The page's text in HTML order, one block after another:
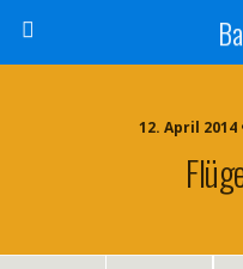
12. April